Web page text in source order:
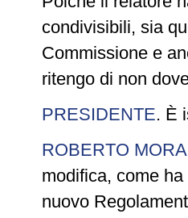
condivisibili, sia
Commissione e
ritengo di non
PRESIDENTE. È
ROBERTO
modifica, come
nuovo